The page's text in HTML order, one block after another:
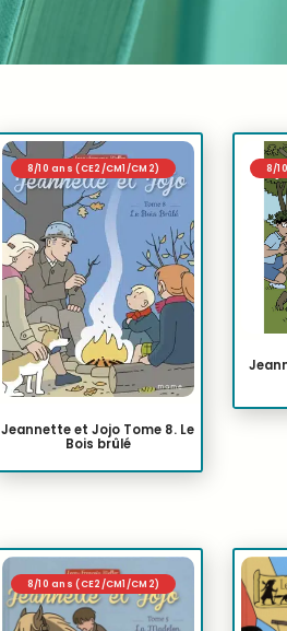
8/10 ans (CE2/CM1/CM2)
Jeannette et Jojo Tome 8. Le
Bois brûlé
8/
8/10 ans (CE2/CM1/CM2)